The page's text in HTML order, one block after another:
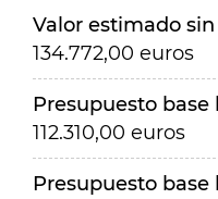
Valor estimado
134.772,00 euros
Presupuesto
112.310,00 euros
Presupuesto